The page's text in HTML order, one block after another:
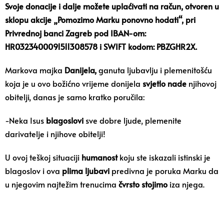
Svoje donacije i dalje možete uplaćivati na račun, otvoren u
sklopu akcije „Pomozimo Marku ponovno hodati“, pri
Privrednoj banci Zagreb pod IBAN-om:
HR0323400091511308578 i SWIFT kodom: PBZGHR2X.
Markova majka Danijela,ganuta ljubavlju i plemenitošću
koja je u ovo božićno vrijeme donijela svjetlo nade njihovoj
obitelji, danas je samo kratko poručila:
-Neka Isus blagoslovi sve dobre ljude, plemenite
darivatelje i njihove obitelji!
U ovoj teškoj situaciji humanostkoju ste iskazali istinski je
blagoslov i ova plima ljubavi predivna je poruka Marku da
u njegovim najtežim trenucima čvrsto stojimo iza njega.